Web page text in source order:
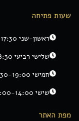
שעות פתיחה
ראשון-שני 08:30-17:30
שלישי רביעי 08:30-18:30
חמישי 08:30-19:00
שישי 08:00-14:00
מפת האתר